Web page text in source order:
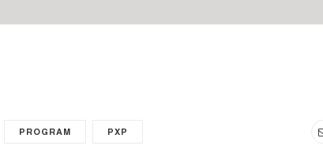
PROGRAM PXP